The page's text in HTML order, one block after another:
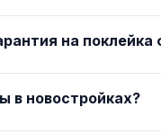
на поклейка
в новостройках?